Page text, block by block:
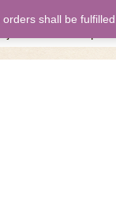
shall be fulfilled.